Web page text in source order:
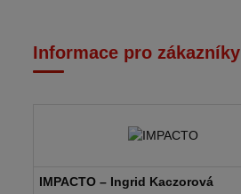
Informace pro zákazníky
IMPACTO – Ingrid Kaczorová